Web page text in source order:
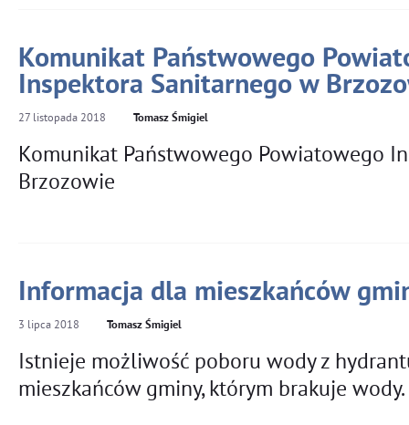
Komunikat Państwowego
Inspektora Sanitarnego w
27 listopada 2018 Tomasz Śmigiel
Komunikat Państwowego Powiatowego
Brzozowie
Informacja dla mieszkańców
3 lipca 2018 Tomasz Śmigiel
Istnieje możliwość poboru wody z
mieszkańców gminy, którym brakuje wody.